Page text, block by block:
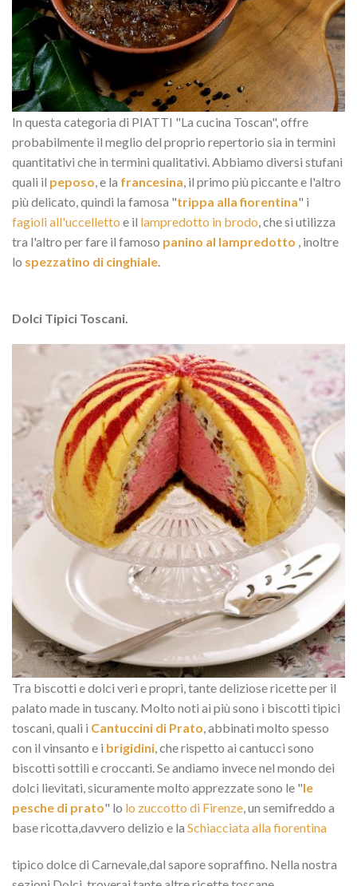
In questa categoria di PIATTI "La cucina Toscan", offre
probabilmente il meglio del proprio repertorio sia in termini
quantitativi che in termini qualitativi. Abbiamo diversi stufani
quali il peposo, e la francesina, il primo più piccante e l'altro
più delicato, quindi la famosa "trippa alla fiorentina" i
fagioli all'uccelletto e il lampredotto in brodo, che si utilizza
tra l'altro per fare il famoso panino al lampredotto , inoltre
lo spezzatino di cinghiale.
Dolci Tipici Toscani.
Tra biscotti e dolci veri e propri, tante deliziose ricette per il
palato made in tuscany. Molto noti ai più sono i biscotti tipici
toscani, quali i Cantuccini di Prato, abbinati molto spesso
con il vinsanto e i brigidini, che rispetto ai cantucci sono
biscotti sottili e croccanti. Se andiamo invece nel mondo dei
dolci lievitati, sicuramente molto apprezzate sono le "le
pesche di prato" lo lo zuccotto di Firenze, un semifreddo a
base ricotta,davvero delizio e la Schiacciata alla fiorentina
tipico dolce di Carnevale,dal sapore sopraffino. Nella nostra